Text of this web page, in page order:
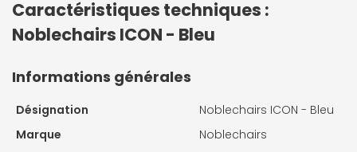
Caractéristiques techniques :
Noblechairs ICON - Bleu
Informations générales
Désignation
Noblechairs ICON - Bleu
Marque
Noblechairs